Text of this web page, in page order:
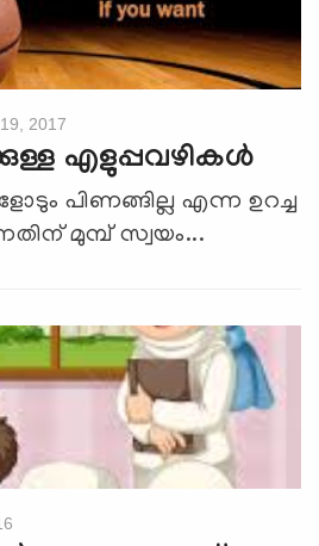
2017
എളുപ്പവഴികള്‍
പിണങ്ങില്ല എന്ന ഉറച്ച
മുമ്പ് സ്വയം...